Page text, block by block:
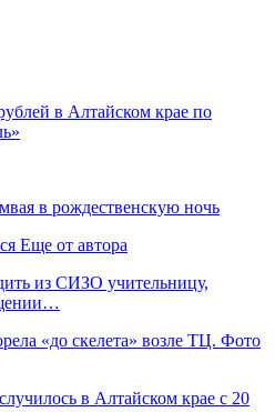
в Алтайском крае по
в рождественскую ночь
Еще от автора
из СИЗО учительницу,
«до скелета» возле ТЦ. Фото
в Алтайском крае с 20